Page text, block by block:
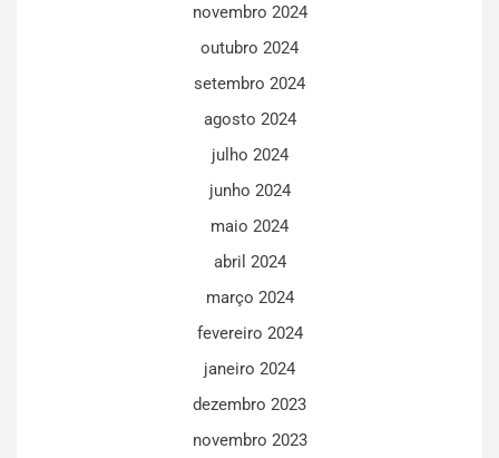
novembro 2024
outubro 2024
setembro 2024
agosto 2024
julho 2024
junho 2024
maio 2024
abril 2024
março 2024
fevereiro 2024
janeiro 2024
dezembro 2023
novembro 2023